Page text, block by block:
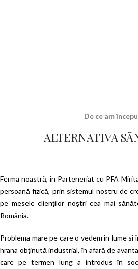
De ce am
ALTERNATIVA
Ferma noastră, in Parteneriat cu PFA
persoană fizică, prin sistemul nostru de
pe mesele clienților noștri cea mai
România.
Problema mare pe care o vedem în lume si
hrana obținută industrial, în afară de
care pe termen lung a introdus în